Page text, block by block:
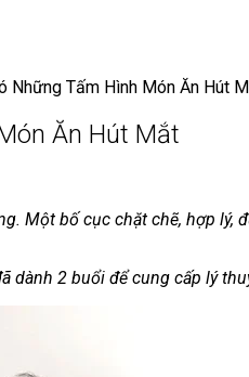
Những Tấm Hình Món Ăn Hút
Ăn Hút Mắt
Một bố cục chặt chẽ, hợp lý,
dành 2 buổi để cung cấp lý